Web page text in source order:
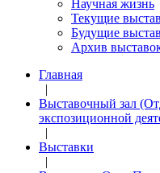
Научная жизнь
Текущие
Будущие
Архив
Главная
|
Выставочный зал
экспозиционной
|
Выставки
|